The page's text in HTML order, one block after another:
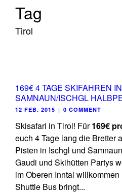
Tag
Tirol
169€ 4 TAGE SKIFAHREN
SAMNAUN/ISCHGL
12 FEB. 2015 | 0 COMMENT
Skisafari in Tirol! Für169€
euch 4 Tage lang die Bretter
Pisten in Ischgl und
Gaudi und Skihütten Partys
im Oberen Inntal
Shuttle Bus bringt...